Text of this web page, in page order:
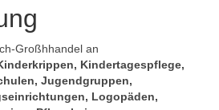
Großhhandel an
Kindertagespflege,
Jugendgruppen,
Logopäden,